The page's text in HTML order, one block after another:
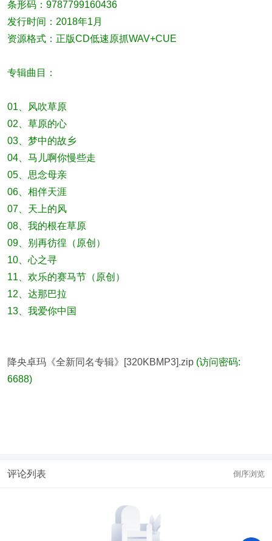
条形码：9787799160436
发行时间：2018年1月
资源格式：正版CD低速原抓WAV+CUE
专辑曲目：
01、风吹草原
02、草原的心
03、梦中的故乡
04、马儿啊你慢些走
05、思念母亲
06、相伴天涯
07、天上的风
08、我的根在草原
09、别再彷徨（原创）
10、心之寻
11、欢乐的赛马节（原创）
12、达那巴拉
13、我爱你中国
降央卓玛《全新同名专辑》[320KBMP3].zip (访问密码:
6688)
评论列表 倒序浏览